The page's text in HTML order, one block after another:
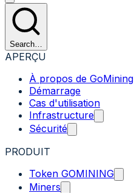
Search…
APERÇU
À propos de GoMining
Démarrage
Cas d'utilisation
Infrastructure
Sécurité
PRODUIT
Token GOMINING
Miners